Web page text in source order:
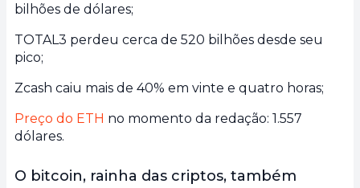
bilhões de dólares;
TOTAL3 perdeu cerca de 520 bilhões desde seu
pico;
Zcash caiu mais de 40% em vinte e quatro horas;
Preço do ETH no momento da redação: 1.557
dólares.
O bitcoin, rainha das criptos, também